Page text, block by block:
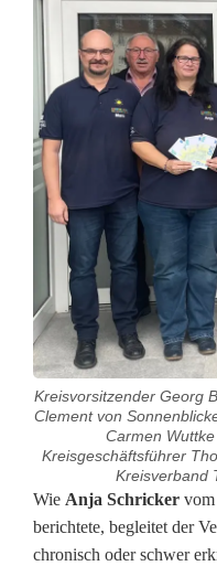
Kreisvorsitzender Georg
Clement von
Carmen
Kreisgeschäftsführer
Kreisverband
V
d
Wie Anja Schricker
berichtete, begleitet der
chronisch oder schwer